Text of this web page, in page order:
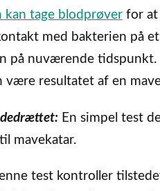
kan tage blodprøverfor at
med bakterien på
på nuværende tidspunkt.
være resultatet af en
En simpel test
mavekatar.
test kontroller